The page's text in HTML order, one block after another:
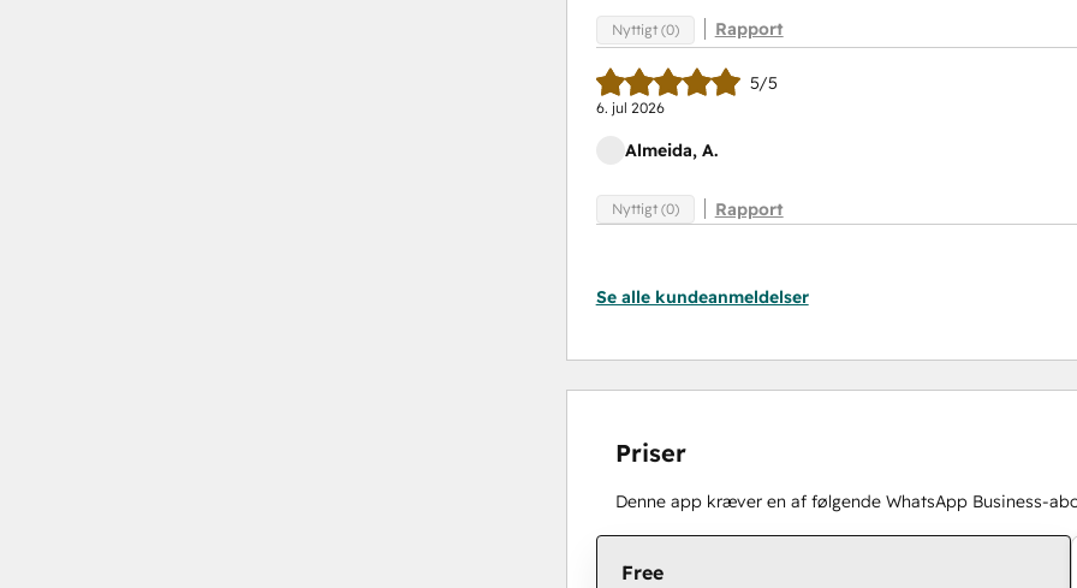
Nyttigt (0) Rapport
5/5
6. jul 2026
Almeida, A.
Nyttigt (0) Rapport
Se alle kundeanmeldelser
Priser
Denne app kræver en af følgende WhatsApp Business-
Free